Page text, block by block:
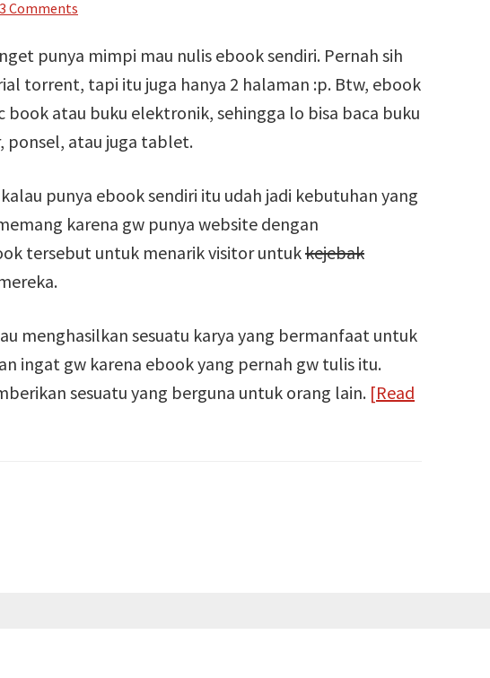
3 Comments
punya mimpi mau nulis ebook sendiri. Pernah sih
torrent, tapi itu juga hanya 2 halaman :p. Btw, ebook
atau buku elektronik, sehingga lo bisa baca buku
ponsel, atau juga tablet.
punya ebook sendiri itu udah jadi kebutuhan yang
karena gw punya website dengan
tersebut untuk menarik visitor untukkejebak
menghasilkan sesuatu karya yang bermanfaat untuk
ingat gw karena ebook yang pernah gw tulis itu.
sesuatu yang berguna untuk orang lain. [Read